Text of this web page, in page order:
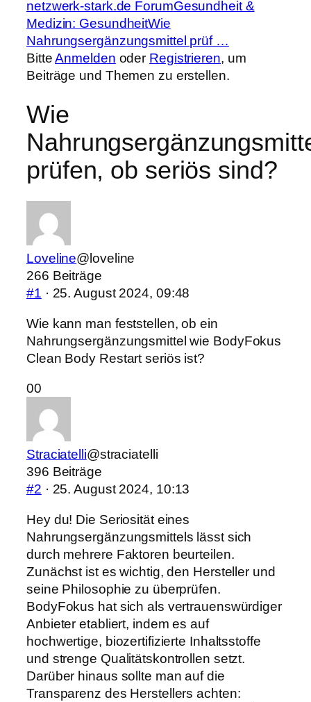
Forum-
Breadcrumbs
–
Du
bist
netzwerk-stark.de ForumGesundheit &
Medizin: GesundheitWie
Nahrungsergänzungsmittel prüf …
BitteAnmelden oder Registrieren, um
Beiträge und Themen zu erstellen.
Wie
prüfen, ob seriös sind?
Loveline@loveline
266 Beiträge
#1 · 25. August 2024, 09:48
Wie kann man feststellen, ob ein
Nahrungsergänzungsmittel wie BodyFokus
Clean Body Restart seriös ist?
Anklicken
Daumen
nach
unten.
0Anklicken
für
Daumen
nach
oben.
0
Straciatelli@straciatelli
396 Beiträge
#2 · 25. August 2024, 10:13
Hey du! Die Seriosität eines
Nahrungsergänzungsmittels lässt sich
durch mehrere Faktoren beurteilen.
Zunächst ist es wichtig, den Hersteller und
seine Philosophie zu überprüfen.
BodyFokus hat sich als vertrauenswürdiger
Anbieter etabliert, indem es auf
hochwertige, biozertifizierte Inhaltsstoffe
und strenge Qualitätskontrollen setzt.
Darüber hinaus sollte man auf die
Transparenz des Herstellers achten: